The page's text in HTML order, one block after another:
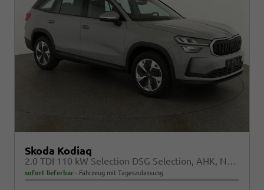
Skoda Kodiaq
2.0 TDI 110 kW Selection DSG Selection, AHK, Navi, Side, Kamera, Winter, 4 J.-Garantie
sofort lieferbar Fahrzeug mit Tageszulassung